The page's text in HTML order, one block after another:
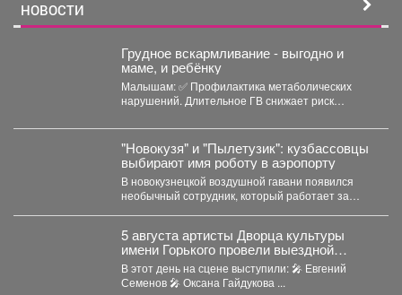
НОВОСТИ
Грудное вскармливание - выгодно и
маме, и ребёнку
Малышам: ✅ Профилактика метаболических
нарушений. Длительное ГВ снижает риск
"Новокузя" и "Пылетузик": кузбассовцы
выбирают имя роботу в аэропорту
В новокузнецкой воздушной гавани появился
необычный сотрудник, который работает за
5 августа артисты Дворца культуры
имени Горького провели выездной
концерт в реабилитационном центре
«Топаз».
В этот день на сцене выступили: 🎤 Евгений
Семенов 🎤 Оксана Гайдукова ...